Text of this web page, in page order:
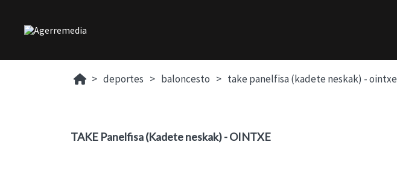
deportes baloncesto take panelfisa (kadete neskak) - ointxe
TAKE Panelfisa (Kadete neskak) - OINTXE